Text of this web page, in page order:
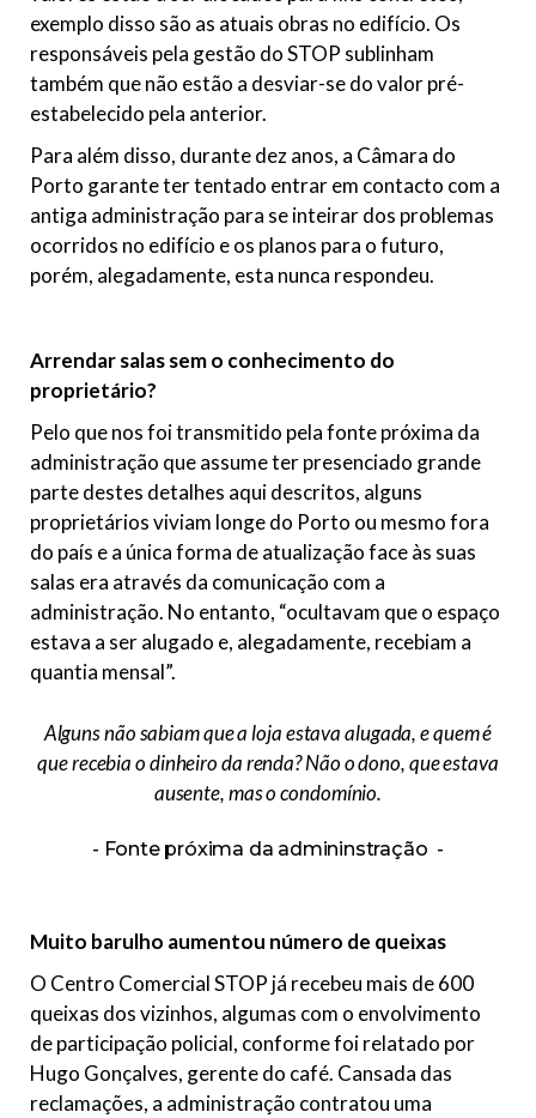
exemplo disso são as atuais obras no edifício. Os
responsáveis pela gestão do STOP sublinham
também que não estão a desviar-se do valor pré-
estabelecido pela anterior.
Para além disso, durante dez anos, a Câmara do
Porto garante ter tentado entrar em contacto com a
antiga administração para se inteirar dos problemas
ocorridos no edifício e os planos para o futuro,
porém, alegadamente, esta nunca respondeu.
Arrendar salas sem o conhecimento do
proprietário?
Pelo que nos foi transmitido pela fonte próxima da
administração que assume ter presenciado grande
parte destes detalhes aqui descritos, alguns
proprietários viviam longe do Porto ou mesmo fora
do país e a única forma de atualização face às suas
salas era através da comunicação com a
administração. No entanto, “ocultavam que o espaço
estava a ser alugado e, alegadamente, recebiam a
quantia mensal”.
Alguns não sabiam que a loja estava alugada, e quem é
que recebia o dinheiro da renda? Não o dono, que estava
ausente, mas o condomínio.
Fonte próxima da admininstração
Muito barulho aumentou número de queixas
O Centro Comercial STOP já recebeu mais de 600
queixas dos vizinhos, algumas com o envolvimento
de participação policial, conforme foi relatado por
Hugo Gonçalves, gerente do café. Cansada das
reclamações, a administração contratou uma